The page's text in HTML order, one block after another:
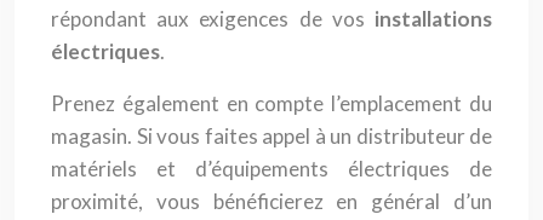
répondant aux exigences de vos installations
électriques.
Prenez également en compte l’emplacement du
magasin. Si vous faites appel à un distributeur de
matériels et d’équipements électriques de
proximité, vous bénéficierez en général d’un